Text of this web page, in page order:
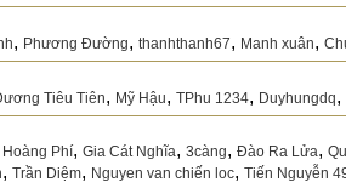
, Phương Đường, thanhthanh67, Manh xuân,
Tiêu Tiên, Mỹ Hậu, TPhu 1234, Duyhungdq,
Hoàng Phí, Gia Cát Nghĩa, 3càng, Đào Ra Lửa,
, Trần Diệm, Nguyen van chiến loc, Tiến Nguyễn